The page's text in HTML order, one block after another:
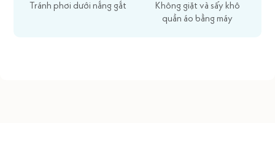
Tránh phơi dưới nắng gắt
Không giặt và sấy khô
quần áo bằng máy